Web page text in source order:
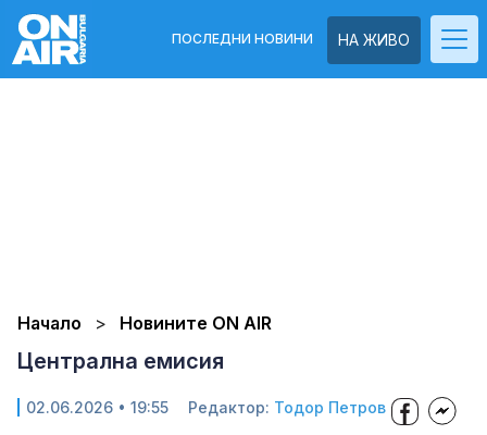
НА ЖИВО
ПОСЛЕДНИ НОВИНИ
Начало Новините ON AIR
Централна емисия
02.06.2026 • 19:55 Редактор: Тодор Петров